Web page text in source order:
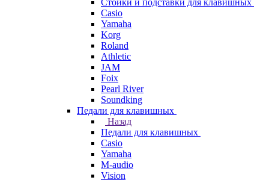
Стойки и подставки для клавишных
Casio
Yamaha
Korg
Roland
Athletic
JAM
Foix
Pearl River
Soundking
Педали для клавишных
Назад
Педали для клавишных
Casio
Yamaha
M-audio
Vision